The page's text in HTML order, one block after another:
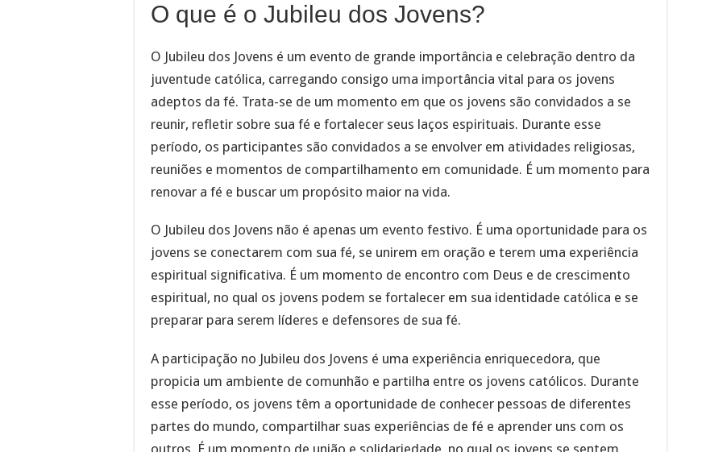
O que é o Jubileu dos Jovens?
O Jubileu dos Jovens é um evento de grande importância e celebração dentro da
juventude católica, carregando consigo uma importância vital para os jovens
adeptos da fé. Trata-se de um momento em que os jovens são convidados a se
reunir, refletir sobre sua fé e fortalecer seus laços espirituais. Durante esse
período, os participantes são convidados a se envolver em atividades religiosas,
reuniões e momentos de compartilhamento em comunidade. É um momento para
renovar a fé e buscar um propósito maior na vida.
O Jubileu dos Jovens não é apenas um evento festivo. É uma oportunidade para os
jovens se conectarem com sua fé, se unirem em oração e terem uma experiência
espiritual significativa. É um momento de encontro com Deus e de crescimento
espiritual, no qual os jovens podem se fortalecer em sua identidade católica e se
preparar para serem líderes e defensores de sua fé.
A participação no Jubileu dos Jovens é uma experiência enriquecedora, que
propicia um ambiente de comunhão e partilha entre os jovens católicos. Durante
esse período, os jovens têm a oportunidade de conhecer pessoas de diferentes
partes do mundo, compartilhar suas experiências de fé e aprender uns com os
outros. É um momento de união e solidariedade, no qual os jovens se sentem